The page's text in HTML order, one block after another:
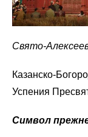
Свято-
Казанско-
Успения
Символ